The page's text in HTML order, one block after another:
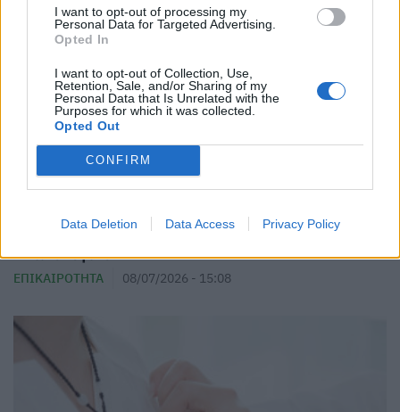
I want to opt-out of processing my
Personal Data for Targeted Advertising.
Opted In
I want to opt-out of Collection, Use,
Retention, Sale, and/or Sharing of my
Personal Data that Is Unrelated with the
Purposes for which it was collected.
Opted Out
CONFIRM
Data Deletion Data Access Privacy Policy
Καταγγελία ΕΙΝΑΠ για το νοσοκομείο
«Γεννηματάς»: «Κόβουν τις εφημερίες στο
Ακτινολογικό»
ΕΠΙΚΑΙΡΌΤΗΤΑ 08/07/2026 - 15:08